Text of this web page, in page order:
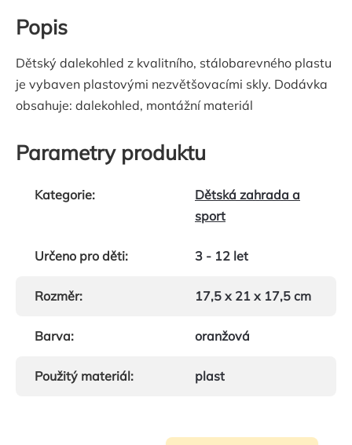
Popis
Dětský dalekohled z kvalitního, stálobarevného plastu
je vybaven plastovými nezvětšovacími skly. Dodávka
obsahuje: dalekohled, montážní materiál
Parametry produktu
Kategorie:
Dětská zahrada a
sport
Určeno pro děti: 3 - 12 let
Rozměr: 17,5 x 21 x 17,5 cm
Barva: oranžová
Použitý materiál: plast